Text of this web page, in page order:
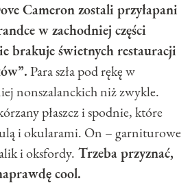
Cameron zostali przyłapani
w zachodniej części
brakuje świetnych restauracji
Para szła pod rękę w
nonszalanckich niż zwykle.
płaszcz i spodnie, które
i okularami. On – garniturowe
i oksfordy. Trzeba przyznać,
cool.